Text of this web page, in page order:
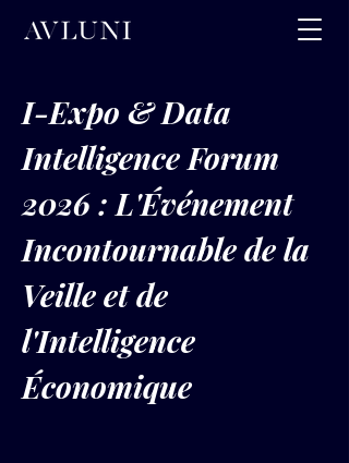
I-Expo & Data
Intelligence Forum
2026 : L'Événement
Incontournable de la
Veille et de
l'Intelligence
Économique